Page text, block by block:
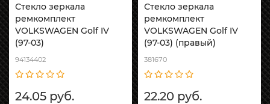
Стекло зеркала
ремкомплект
VOLKSWAGEN Golf IV
(97-03)
94134402
24.05 руб.
Стекло зеркала
ремкомплект
VOLKSWAGEN Golf IV
(97-03) (правый)
381670
22.20 руб.